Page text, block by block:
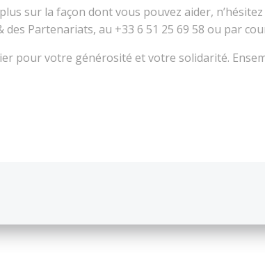
sur la façon dont vous pouvez aider,
Partenariats, au +33 6 51 25 69 58 ou par
pour votre générosité et votre solidarité.